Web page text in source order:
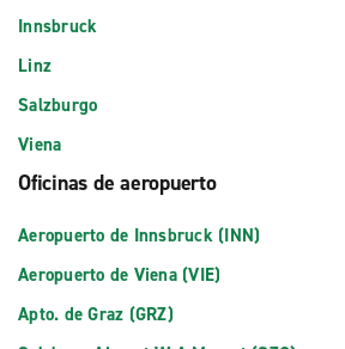
Innsbruck
Linz
Salzburgo
Viena
Oficinas de aeropuerto
Aeropuerto de Innsbruck (INN)
Aeropuerto de Viena (VIE)
Apto. de Graz (GRZ)